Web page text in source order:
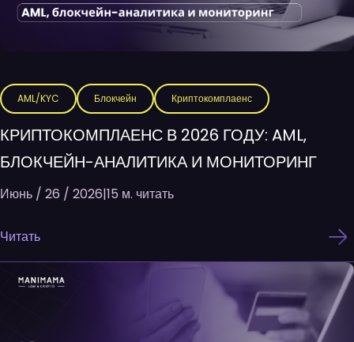
AML/KYC Блокчейн Криптокомплаенс
КРИПТОКОМПЛАЕНС В 2026 ГОДУ: AML,
БЛОКЧЕЙН-АНАЛИТИКА И МОНИТОРИНГ
Июнь / 26 / 2026|15 м. читать
Читать